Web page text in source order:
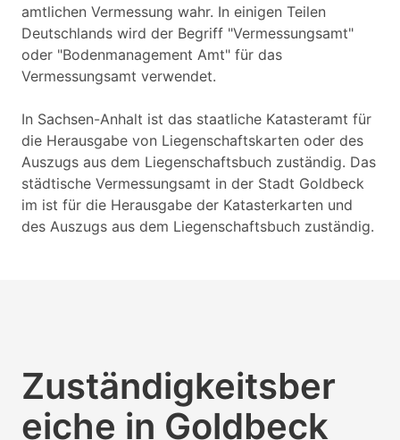
amtlichen Vermessung wahr. In einigen Teilen
Deutschlands wird der Begriff "Vermessungsamt"
oder "Bodenmanagement Amt" für das
Vermessungsamt verwendet.
In Sachsen-Anhalt ist das staatliche Katasteramt für
die Herausgabe von Liegenschaftskarten oder des
Auszugs aus dem Liegenschaftsbuch zuständig. Das
städtische Vermessungsamt in der Stadt Goldbeck
im ist für die Herausgabe der Katasterkarten und
des Auszugs aus dem Liegenschaftsbuch zuständig.
Zuständigkeitsber
eiche in Goldbeck